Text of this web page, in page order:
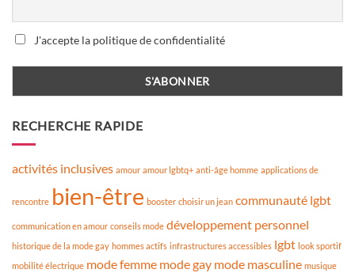
J'accepte la politique de confidentialité
RECHERCHE RAPIDE
activités inclusives amour amour lgbtq+ anti-âge homme applications de
rencontre bien-être booster choisir un jean communauté lgbt
communication en amour conseils mode développement personnel
historique de la mode gay hommes actifs infrastructures accessibles lgbt look sportif
mobilité électrique mode femme mode gay mode masculine musique